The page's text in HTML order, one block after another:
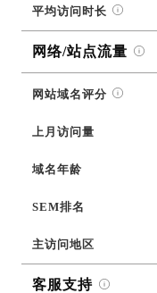
平均访问时长
网络/站点流量
网站域名评分
上月访问量
域名年龄
SEM排名
主访问地区
客服支持